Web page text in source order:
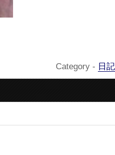
Category - 日記